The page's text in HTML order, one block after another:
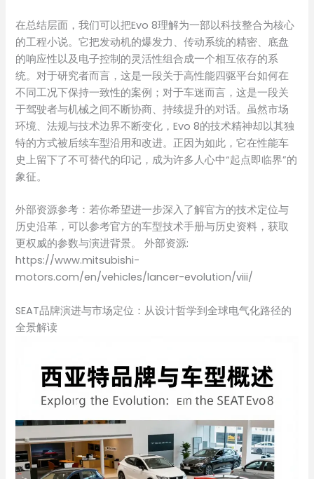
在总结层面，我们可以把Evo 8理解为一部以科技整合为核心
的工程小说。它把发动机的爆发力、传动系统的精密、底盘
的响应性以及电子控制的灵活性组合成一个相互依存的系
统。对于研究者而言，这是一段关于高性能四驱平台如何在
不同工况下保持一致性的案例；对于车迷而言，这是一段关
于驾驶者与机械之间不断协商、持续提升的对话。虽然市场
环境、法规与技术边界不断变化，Evo 8的技术精神却以其独
特的方式被后续车型沿用和改进。正因为如此，它在性能车
史上留下了不可替代的印记，成为许多人心中“起点即临界”的
象征。
外部资源参考：若你希望进一步深入了解官方的技术定位与
历史沿革，可以参考官方的车型技术手册与历史资料，获取
更权威的参数与演进背景。 外部资源:
https://www.mitsubishi-
motors.com/en/vehicles/lancer-evolution/viii/
SEAT品牌演进与市场定位：从设计哲学到全球电气化路径的
全景解读